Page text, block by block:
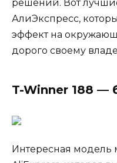
решений. Вот
АлиЭкспресс,
эффект на
дорого своему
T-Winner 188 —
Интересная модель